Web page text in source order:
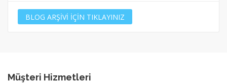
BLOG ARŞİVİ İÇİN TIKLAYINIZ
Müşteri Hizmetleri